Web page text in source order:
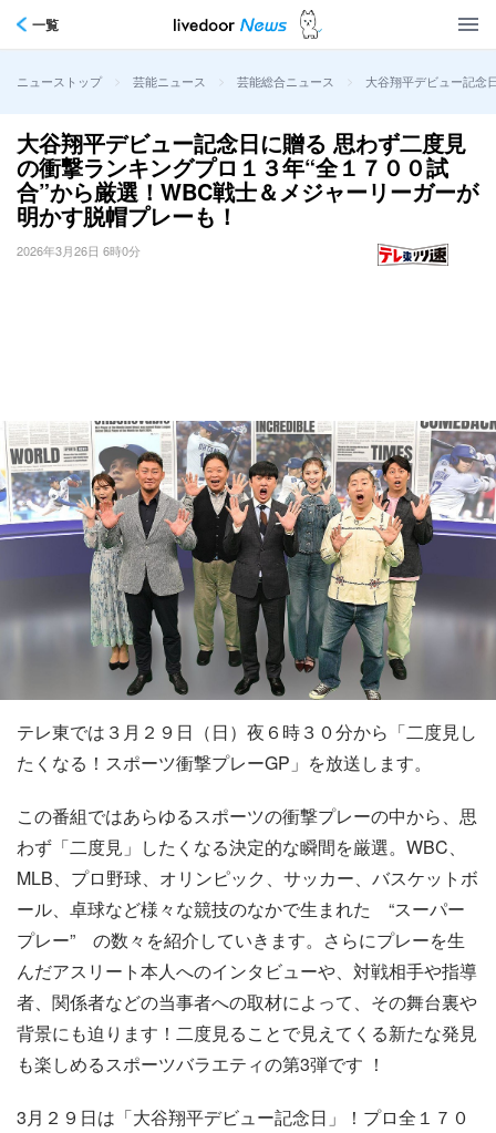
一覧
ニューストップ > 芸能ニュース > 芸能総合ニュース > 大谷翔平デビュー記念
大谷翔平デビュー記念日に贈る 思わず二度見
の衝撃ランキングプロ１３年“全１７００試
合”から厳選！WBC戦士＆メジャーリーガーが
明かす脱帽プレーも！
2026年3月26日 6時0分
テレ東では３月２９日（日）夜６時３０分から「二度見し
たくなる！スポーツ衝撃プレーGP」を放送します。
この番組ではあらゆるスポーツの衝撃プレーの中から、思
わず「二度見」したくなる決定的な瞬間を厳選。WBC、
MLB、プロ野球、オリンピック、サッカー、バスケットボ
ール、卓球など様々な競技のなかで生まれた “スーパー
プレー” の数々を紹介していきます。さらにプレーを生
んだアスリート本人へのインタビューや、対戦相手や指導
者、関係者などの当事者への取材によって、その舞台裏や
背景にも迫ります！二度見ることで見えてくる新たな発見
も楽しめるスポーツバラエティの第3弾です ！
3月２９日は「大谷翔平デビュー記念日」！プロ全１７０